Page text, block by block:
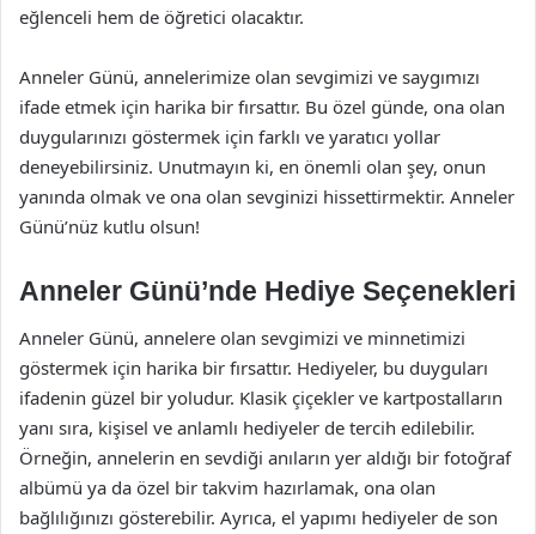
eğlenceli hem de öğretici olacaktır.
Anneler Günü, annelerimize olan sevgimizi ve saygımızı
ifade etmek için harika bir fırsattır. Bu özel günde, ona olan
duygularınızı göstermek için farklı ve yaratıcı yollar
deneyebilirsiniz. Unutmayın ki, en önemli olan şey, onun
yanında olmak ve ona olan sevginizi hissettirmektir. Anneler
Günü’nüz kutlu olsun!
Anneler Günü’nde Hediye Seçenekleri
Anneler Günü, annelere olan sevgimizi ve minnetimizi
göstermek için harika bir fırsattır. Hediyeler, bu duyguları
ifadenin güzel bir yoludur. Klasik çiçekler ve kartpostalların
yanı sıra, kişisel ve anlamlı hediyeler de tercih edilebilir.
Örneğin, annelerin en sevdiği anıların yer aldığı bir fotoğraf
albümü ya da özel bir takvim hazırlamak, ona olan
bağlılığınızı gösterebilir. Ayrıca, el yapımı hediyeler de son